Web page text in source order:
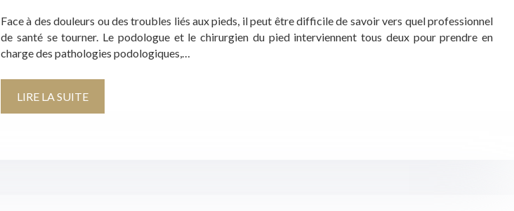
Face à des douleurs ou des troubles liés aux pieds, il peut être difficile de savoir vers quel professionnel
de santé se tourner. Le podologue et le chirurgien du pied interviennent tous deux pour prendre en
charge des pathologies podologiques,…
LIRE LA SUITE